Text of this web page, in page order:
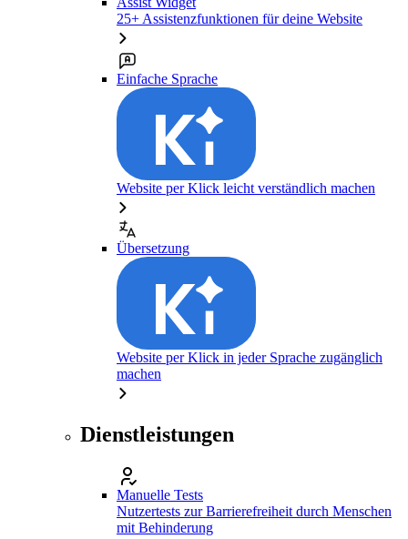
25+ Assistenzfunktionen für deine Website
Einfache Sprache
Website per Klick leicht verständlich machen
Übersetzung
Website per Klick in jeder Sprache zugänglich
machen
Dienstleistungen
Manuelle Tests
Nutzertests zur Barrierefreiheit durch Menschen
mit Behinderung